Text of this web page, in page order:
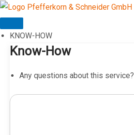
Skip
to
content
KNOW-HOW
Know-How
Any questions about this service?